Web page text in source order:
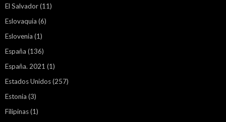
El Salvador(11)
Eslovaquia (6)
Eslovenia (1)
España (136)
España. 2021 (1)
Estados Unidos(257)
Estonia (3)
Filipinas(1)